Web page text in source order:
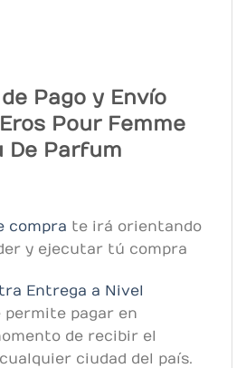
Pago y Envío
Pour Femme
De Parfum
compra te irá orientando
y ejecutar tú compra
Entrega a Nivel
permite pagar en
de recibir el
ciudad del país.